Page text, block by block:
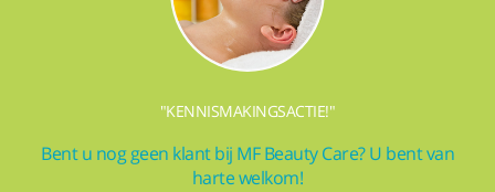
"KENNISMAKINGSACTIE!"
Bent u nog geen klant bij MF Beauty Care? U bent van
harte welkom!